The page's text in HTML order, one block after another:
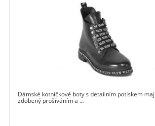
Dámské kotníčkové boty s detailním potiskem
zdobený prošíváním a ...